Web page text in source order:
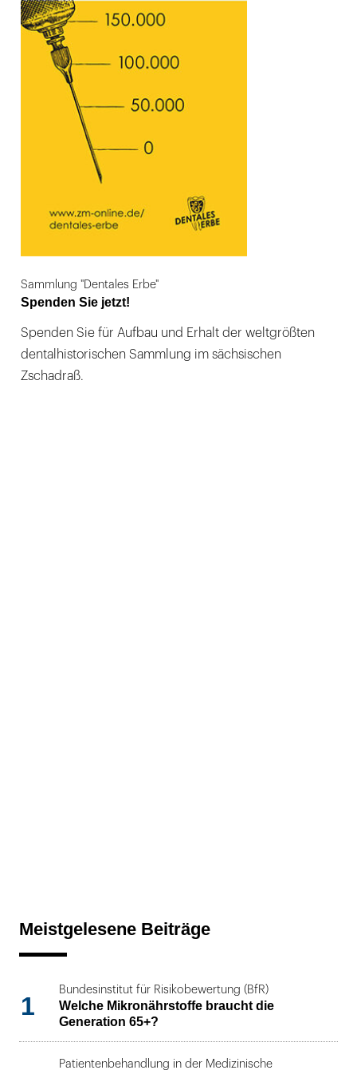
Sammlung "Dentales Erbe"
Spenden Sie jetzt!
Spenden Sie für Aufbau und Erhalt der weltgrößten
dentalhistorischen Sammlung im sächsischen
Zschadraß.
Meistgelesene Beiträge
1
Bundesinstitut für Risikobewertung (BfR)
Welche Mikronährstoffe braucht die
Generation 65+?
Patientenbehandlung in der Medizinische